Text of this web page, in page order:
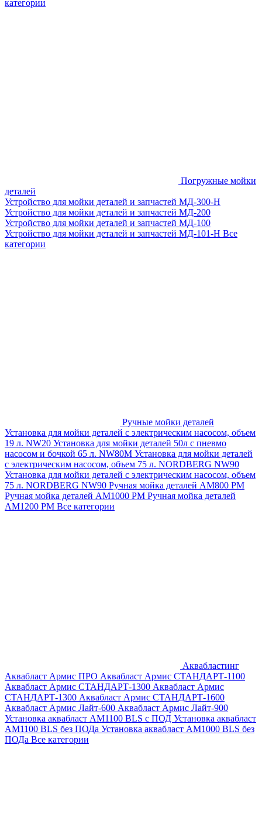
категории
Погружные мойки
деталей
Устройство для мойки деталей и запчастей МД-300-H
Устройство для мойки деталей и запчастей МД-200
Устройство для мойки деталей и запчастей МД-100
Устройство для мойки деталей и запчастей МД-101-Н Все
категории
Ручные мойки деталей
Установка для мойки деталей с электрическим насосом, объем
19 л. NW20 Установка для мойки деталей 50л с пневмо
насосом и бочкой 65 л. NW80M Установка для мойки деталей
с электрическим насосом, объем 75 л. NORDBERG NW90
Установка для мойки деталей с электрическим насосом, объем
75 л. NORDBERG NW90 Ручная мойка деталей АМ800 РМ
Ручная мойка деталей АМ1000 РМ Ручная мойка деталей
АМ1200 РМ Все категории
Аквабластинг
Аквабласт Армис ПРО Аквабласт Армис СТАНДАРТ-1100
Аквабласт Армис СТАНДАРТ-1300 Аквабласт Армис
СТАНДАРТ-1300 Аквабласт Армис СТАНДАРТ-1600
Аквабласт Армис Лайт-600 Аквабласт Армис Лайт-900
Установка аквабласт AM1100 BLS с ПОД Установка аквабласт
AM1100 BLS без ПОДа Установка аквабласт AM1000 BLS без
ПОДа Все категории